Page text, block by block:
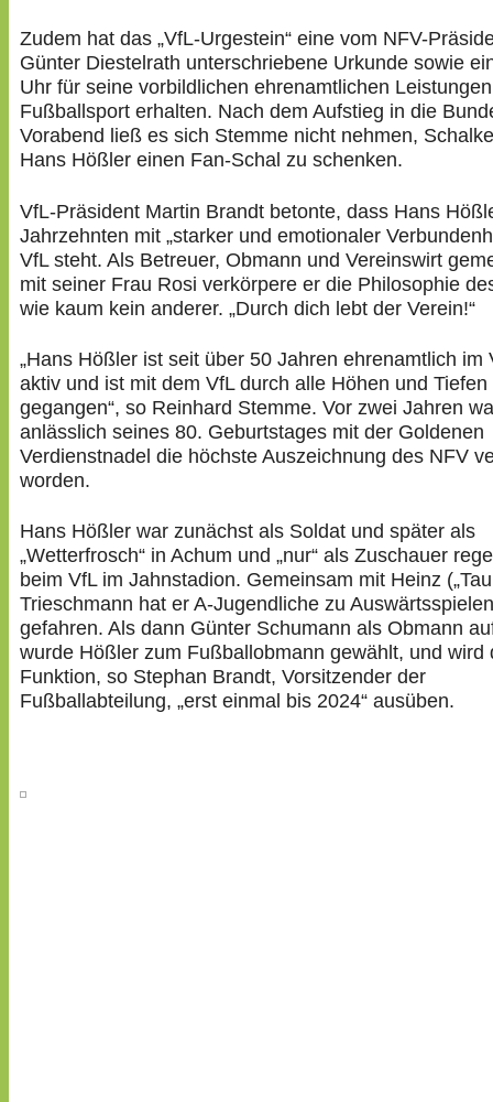
Zudem hat das „VfL-Urgestein“ eine vom NFV-
Günter Diestelrath unterschriebene Urkunde sowie
Uhr für seine vorbildlichen ehrenamtlichen
Fußballsport erhalten. Nach dem Aufstieg in die
Vorabend ließ es sich Stemme nicht nehmen,
Hans Hößler einen Fan-Schal zu schenken.
VfL-Präsident Martin Brandt betonte, dass Hans
Jahrzehnten mit „starker und emotionaler
VfL steht. Als Betreuer, Obmann und Vereinswirt
mit seiner Frau Rosi verkörpere er die Philosophie
wie kaum kein anderer. „Durch dich lebt der Verein!“
„Hans Hößler ist seit über 50 Jahren ehrenamtlich im
aktiv und ist mit dem VfL durch alle Höhen und Tiefen
gegangen“, so Reinhard Stemme. Vor zwei Jahren
anlässlich seines 80. Geburtstages mit der Goldenen
Verdienstnadel die höchste Auszeichnung des NFV
worden.
Hans Hößler war zunächst als Soldat und später als
„Wetterfrosch“ in Achum und „nur“ als Zuschauer
beim VfL im Jahnstadion. Gemeinsam mit Heinz
Trieschmann hat er A-Jugendliche zu Auswärtsspielen
gefahren. Als dann Günter Schumann als Obmann
wurde Hößler zum Fußballobmann gewählt, und wird
Funktion, so Stephan Brandt, Vorsitzender der
Fußballabteilung, „erst einmal bis 2024“ ausüben.